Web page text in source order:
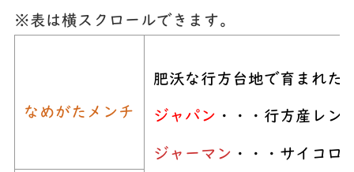
※表は横スクロールできます。
なめがたメンチ
肥沃な行方台地で育まれた
ジャパン ・・・行方産レン
ジャーマン ・・・サイコロ